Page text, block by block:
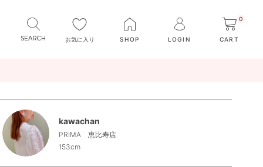
お気に入り SHOP LOGIN
0
CART
kawachan
PRIMA 恵比寿店
153cm